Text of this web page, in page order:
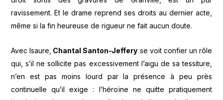
ravissement. Et le drame reprend ses droits au dernier acte,
même si la fin heureuse de rigueur ne fait aucun doute.
Avec Isaure, Chantal Santon-Jeffery se voit confier un rôle
qui, s’il ne sollicite pas excessivement l’aigu de sa tessiture,
n’en est pas moins lourd par la présence à peu près
continuelle qu’il exige : l’héroïne ne quitte pratiquement